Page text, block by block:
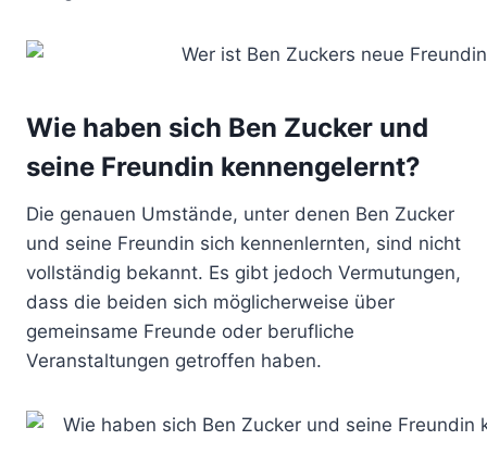
Wie haben sich Ben Zucker und
seine Freundin kennengelernt?
Die genauen Umstände, unter denen Ben Zucker
und seine Freundin sich kennenlernten, sind nicht
vollständig bekannt. Es gibt jedoch Vermutungen,
dass die beiden sich möglicherweise über
gemeinsame Freunde oder berufliche
Veranstaltungen getroffen haben.